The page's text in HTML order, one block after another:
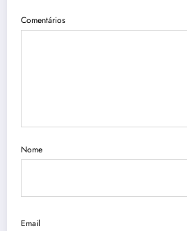
Comentários
Nome
Email